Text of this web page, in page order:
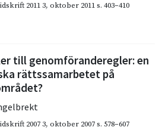
2011 3, oktober 2011s. 403–410
till genomföranderegler: en
rättssamarbetet på
2007 3, oktober 2007s. 578–607